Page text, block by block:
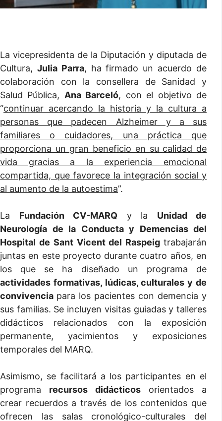
La vicepresidenta de la Diputación y diputada de
Cultura, Julia Parra, ha firmado un acuerdo de
colaboración con la consellera de Sanidad y
Salud Pública, Ana Barceló, con el objetivo de
“continuar acercando la historia y la cultura a
personas que padecen Alzheimer y a sus
familiares o cuidadores, una práctica que
proporciona un gran beneficio en su calidad de
vida gracias a la experiencia emocional
compartida, que favorece la integración social y
al aumento de la autoestima”.
La Fundación CV-MARQ y la Unidad de
Neurología de la Conducta y Demencias del
Hospital de Sant Vicent del Raspeig trabajarán
juntas en este proyecto durante cuatro años, en
los que se ha diseñado un programa de
actividades formativas, lúdicas, culturales y de
convivencia para los pacientes con demencia y
sus familias. Se incluyen visitas guiadas y talleres
didácticos relacionados con la exposición
permanente, yacimientos y exposiciones
temporales del MARQ.
Asimismo, se facilitará a los participantes en el
programa recursos didácticos orientados a
crear recuerdos a través de los contenidos que
ofrecen las salas cronológico-culturales del